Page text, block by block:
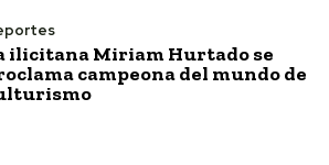
ilicitana Miriam Hurtado se
campeona del mundo de